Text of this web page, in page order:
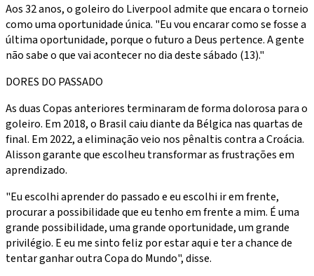
Aos 32 anos, o goleiro do Liverpool admite que encara o torneio
como uma oportunidade única. "Eu vou encarar como se fosse a
última oportunidade, porque o futuro a Deus pertence. A gente
não sabe o que vai acontecer no dia deste sábado (13)."
DORES DO PASSADO
As duas Copas anteriores terminaram de forma dolorosa para o
goleiro. Em 2018, o Brasil caiu diante da Bélgica nas quartas de
final. Em 2022, a eliminação veio nos pênaltis contra a Croácia.
Alisson garante que escolheu transformar as frustrações em
aprendizado.
"Eu escolhi aprender do passado e eu escolhi ir em frente,
procurar a possibilidade que eu tenho em frente a mim. É uma
grande possibilidade, uma grande oportunidade, um grande
privilégio. E eu me sinto feliz por estar aqui e ter a chance de
tentar ganhar outra Copa do Mundo", disse.